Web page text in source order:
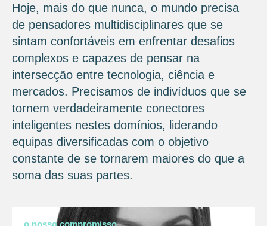
Hoje, mais do que nunca, o mundo precisa
de pensadores multidisciplinares que se
sintam confortáveis ​​em enfrentar desafios
complexos e capazes de pensar na
intersecção entre tecnologia, ciência e
mercados. Precisamos de indivíduos que se
tornem verdadeiramente conectores
inteligentes nestes domínios, liderando
equipas diversificadas com o objetivo
constante de se tornarem maiores do que a
soma das suas partes.